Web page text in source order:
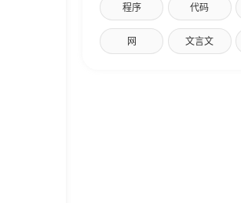
程序 代码
网 文言文